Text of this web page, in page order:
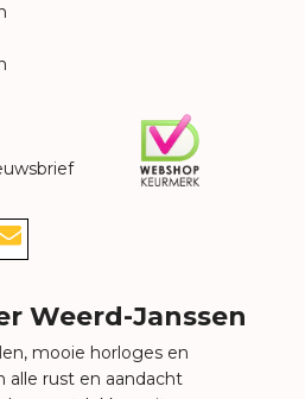
Weerd-Janssen
mooie horloges en
alle rust en aandacht